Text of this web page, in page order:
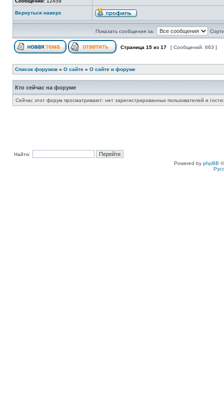
Вернуться наверх
Показать сообщения за:
Страница 15 из 17 [ Сообщений: 663 ]
Список форумов » О сайте » О сайте и форуме
Кто сейчас на форуме
Сейчас этот форум просматривают: нет зарегистрированных пользователей и
Найти:
Powered by phpBB